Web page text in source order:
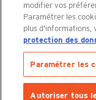
modifier vos
Paramétrer les
plus d'informations,
protection des
Paramétrer les
Autoriser tous